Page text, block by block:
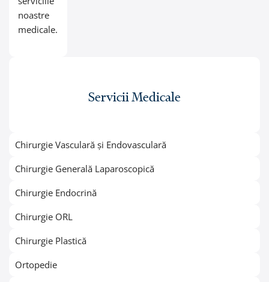
Servicii Medicale
Chirurgie Vasculară și Endovasculară
Chirurgie Generală Laparoscopică
Chirurgie Endocrină
Chirurgie ORL
Chirurgie Plastică
Ortopedie
noastre
medicale.